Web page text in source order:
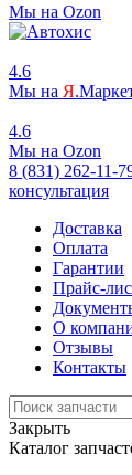
Мы на Ozon
4.6
Мы на Я
4.6
Мы на Ozon
8 (831) 262-11-
консультация
Доставка
Оплата
Гарантии
Прайс-
О
Отзывы
Контакты
Закрыть
Каталог